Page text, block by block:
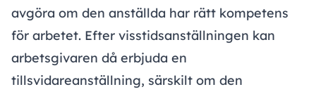
avgöra om den anställda har rätt kompetens
för arbetet. Efter visstidsanställningen kan
arbetsgivaren då erbjuda en
tillsvidareanställning, särskilt om den